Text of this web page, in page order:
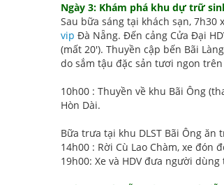
Ngày 3: Khám phá khu dự trữ
Sau bữa sáng tại khách sạn,
vip Đà Nẵng. Đến cảng Cửa Đại
(mất 20'). Thuyền cập bến Bãi
do sắm tậu đặc sản tươi ngon trên
10h00 : Thuyền về khu Bãi Ông
Hòn Dài.
Bữa trưa tại khu DLST Bãi Ông
14h00 : Rời Cù Lao Chàm, xe
19h00: Xe và HDV đưa người